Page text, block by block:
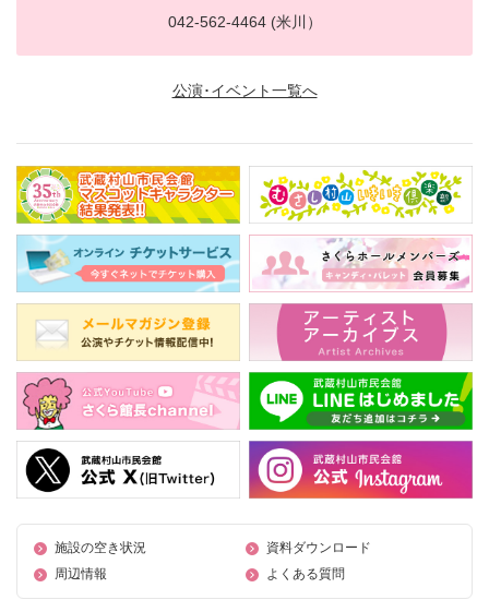
042-562-4464 (米川）
公演･イベント一覧へ
施設の空き状況
資料ダウンロード
周辺情報
よくある質問